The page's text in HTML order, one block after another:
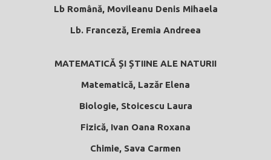
Lb Română, Movileanu Denis Mihaela
Lb. Franceză, Eremia Andreea
MATEMATICĂ ȘI ȘTIINE ALE NATURII
Matematică, Lazăr Elena
Biologie, Stoicescu Laura
Fizică, Ivan Oana Roxana
Chimie, Sava Carmen